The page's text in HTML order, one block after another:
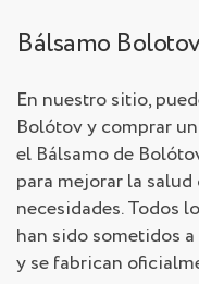
Bálsamo Bolotov
En nuestro sitio,
Bolótov y comprar
el Bálsamo de
para mejorar la
necesidades. Todos
han sido sometidos
y se fabrican